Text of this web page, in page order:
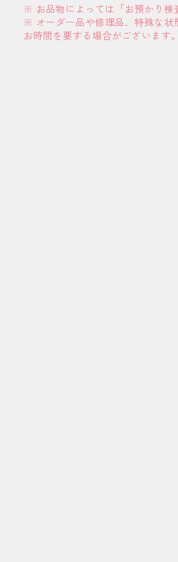
※ お品物によっては「お預かり検
※ オーダー品や修理品、特殊な状
お時間を要する場合がございます。